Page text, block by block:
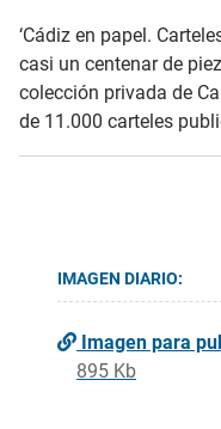
‘Cádiz en papel.
casi un centenar de
colección privada de
de 11.000 carteles
IMAGEN DIARIO:
Imagen para
895 Kb